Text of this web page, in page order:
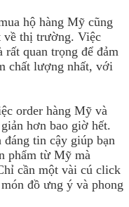
hộ hàng Mỹ cũng
về thị trường. Việc
quan trọng để đảm
chất lượng nhất, với
order hàng Mỹ và
hơn bao giờ hết.
tin cậy giúp bạn
phẩm từ Mỹ mà
cần một vài cú click
đồ ưng ý và phong